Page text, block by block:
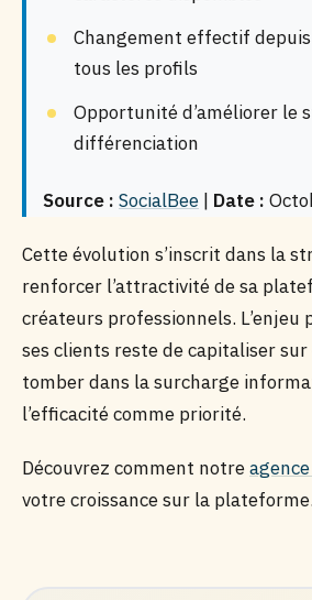
Changement effectif
tous les profils
Opportunité d’améliorer le
différenciation
Source : SocialBee | Date :
Cette évolution s’inscrit dans la
renforcer l’attractivité de sa
créateurs professionnels. L’enjeu
ses clients reste de capitaliser
tomber dans la surcharge
l’efficacité comme priorité.
Découvrez comment notre
votre croissance sur la plateforme.